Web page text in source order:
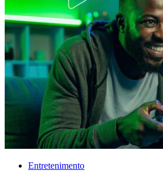
Entretenimento